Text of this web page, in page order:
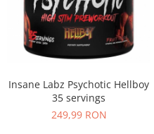
Insane Labz Psychotic Hellboy
35 servings
249,99 RON